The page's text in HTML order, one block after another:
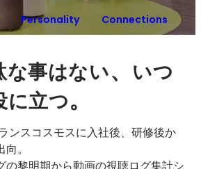
Personality Connections
な事はない、 いつ
に立つ。
ンスコスモスに入社後、研修後か
。
の黎明期から動画の視聴ログ集計シ